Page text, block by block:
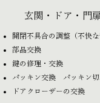
玄関・ドア・門
開閉不具合の調整（不快
部品交換
鍵の修理・交換
パッキン交換 パッキン
ドアクローザーの交換